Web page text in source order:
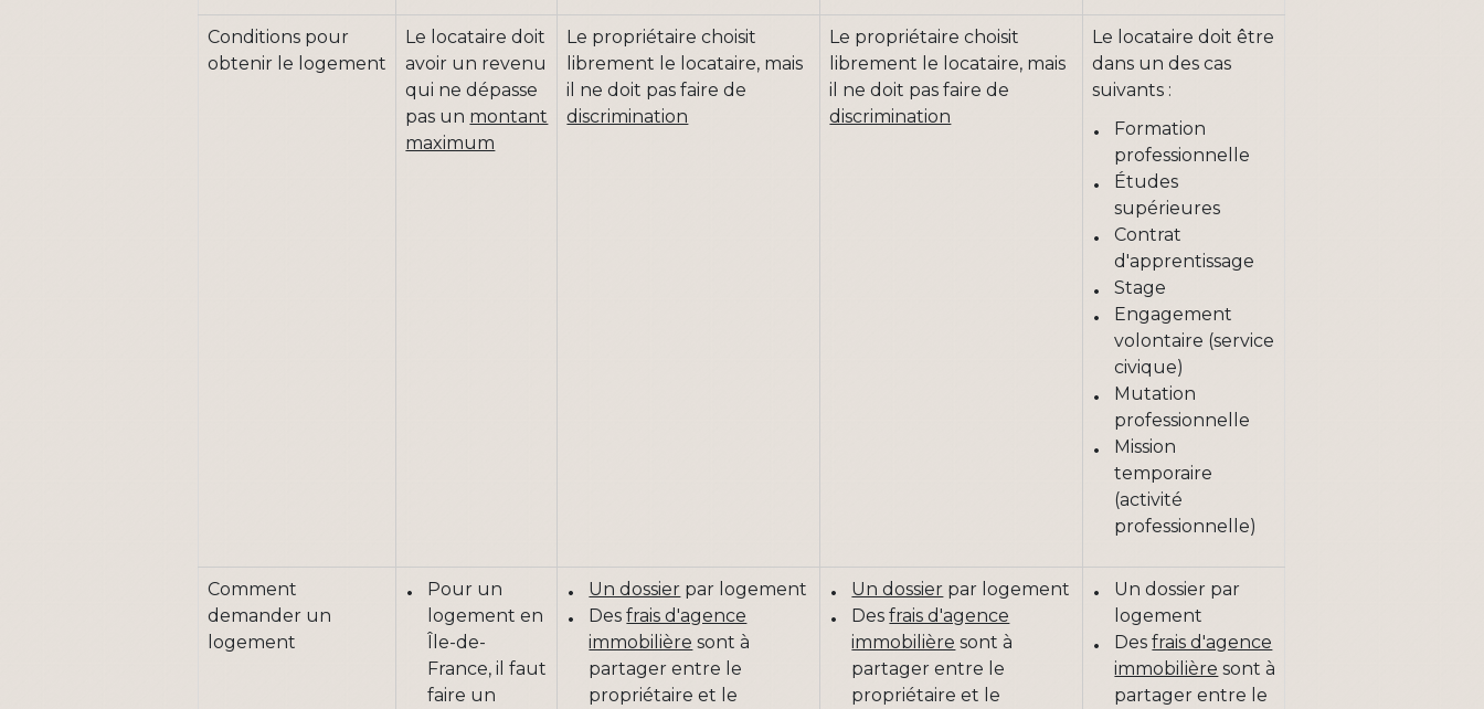
Conditions pour
obtenir le logement
Le locataire doit
avoir un revenu
qui ne dépasse
pas un montant
maximum
Le propriétaire choisit
librement le locataire, mais
il ne doit pas faire de
discrimination
Le propriétaire choisit
librement le locataire, mais
il ne doit pas faire de
discrimination
Le locataire doit être
dans un des cas
suivants :
Formation
professionnelle
Études
supérieures
Contrat
d'apprentissage
Stage
Engagement
volontaire (service
civique)
Mutation
professionnelle
Mission
temporaire
(activité
professionnelle)
Comment
demander un
logement
Pour un
logement en
Île-de-
France, il faut
faire un
Un dossier par logement
Desfrais d'agence
immobilière sont à
partager entre le
propriétaire et le
Un dossier par logement
Desfrais d'agence
immobilière sont à
partager entre le
propriétaire et le
Un dossier par
logement
Desfrais d'agence
immobilière sont à
partager entre le